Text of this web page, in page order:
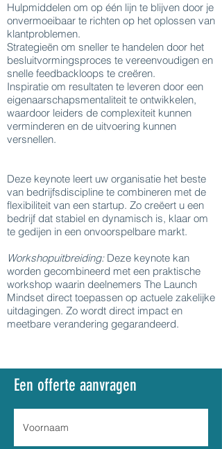
Hulpmiddelen om op één lijn te blijven door je
onvermoeibaar te richten op het oplossen van
klantproblemen.
Strategieën om sneller te handelen door het
besluitvormingsproces te vereenvoudigen en
snelle feedbackloops te creëren.
Inspiratie om resultaten te leveren door een
eigenaarschapsmentaliteit te ontwikkelen,
waardoor leiders de complexiteit kunnen
verminderen en de uitvoering kunnen
versnellen.
Deze keynote leert uw organisatie het beste
van bedrijfsdiscipline te combineren met de
flexibiliteit van een startup. Zo creëert u een
bedrijf dat stabiel en dynamisch is, klaar om
te gedijen in een onvoorspelbare markt.
Workshopuitbreiding:Deze keynote kan
worden gecombineerd met een praktische
workshop waarin deelnemers The Launch
Mindset direct toepassen op actuele zakelijke
uitdagingen. Zo wordt direct impact en
meetbare verandering gegarandeerd.
Een offerte aanvragen